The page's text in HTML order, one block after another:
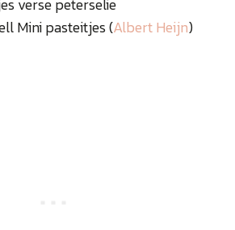
verse peterselie
Mini pasteitjes (Albert Heijn)